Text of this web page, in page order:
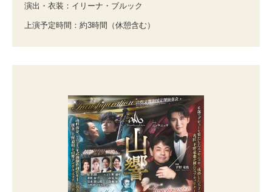
演出・衣装：イリーナ・ブルック
上演予定時間：約3時間（休憩含む）